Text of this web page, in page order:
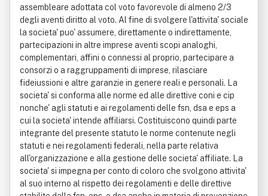
assembleare adottata col voto favorevole di almeno 2/3
degli aventi diritto al voto. Al fine di svolgere l'attivita' sociale
la societa' puo' assumere, direttamente o indirettamente,
partecipazioni in altre imprese aventi scopi analoghi,
complementari, affini o connessi al proprio, partecipare a
consorzi o a raggruppamenti di imprese, rilasciare
fideiussioni e altre garanzie in genere reali e personali. La
societa' si conforma alle norme ed alle direttive coni e cip
nonche' agli statuti e ai regolamenti delle fsn, dsa e eps a
cui la societa' intende affiliarsi. Costituiscono quindi parte
integrante del presente statuto le norme contenute negli
statuti e nei regolamenti federali, nella parte relativa
all'organizzazione e alla gestione delle societa' affiliate. La
societa' si impegna per conto di coloro che svolgono attivita'
al suo interno al rispetto dei regolamenti e delle direttive